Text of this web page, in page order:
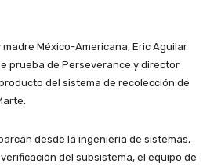
México-Americana, Eric Aguilar
prueba de Perseverance y director
del sistema de recolección de
desde la ingeniería de sistemas,
del subsistema, el equipo de